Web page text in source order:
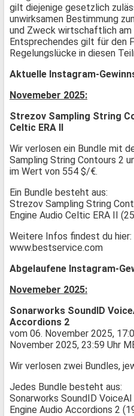
gilt diejenige gesetzlich
unwirksamen Bestimmung
und Zweck wirtschaftlich am
Entsprechendes gilt für den
Regelungslücke in diesen
Aktuelle Instagram-
Novemeber 2025:
Strezov Sampling String
Celtic ERA II
Wir verlosen ein Bundle mit
Sampling String Contours 2
im Wert von 554 $/€.
Ein Bundle besteht aus:
Strezov Sampling String
Engine Audio Celtic ERA II
Weitere Infos findest du hier:
www.bestservice.com
Abgelaufene Instagram-
Novemeber 2025:
Sonarworks SoundID
Accordions 2
vom 06. November 2025,
November 2025, 23:59 Uhr
Wir verlosen zwei Bundles,
Jedes Bundle besteht aus:
Sonarworks SoundID
Engine Audio Accordions 2